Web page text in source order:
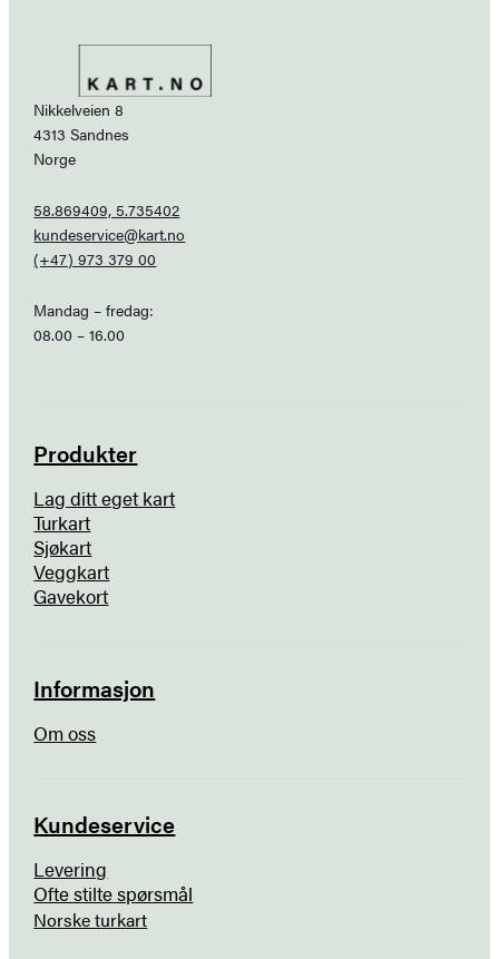
Nikkelveien 8
4313 Sandnes
Norge
58.869409, 5.735402
kundeservice@kart.no
(+47) 973 379 00
Mandag – fredag:
08.00 – 16.00
Produkter
Lag ditt eget kart
Turkart
Sjøkart
Veggkart
Gavekort
Informasjon
Om oss
Kundeservice
Levering
Ofte stilte spørsmål
Norske turkart